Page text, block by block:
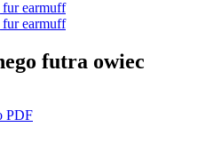
futra owiec
PDF